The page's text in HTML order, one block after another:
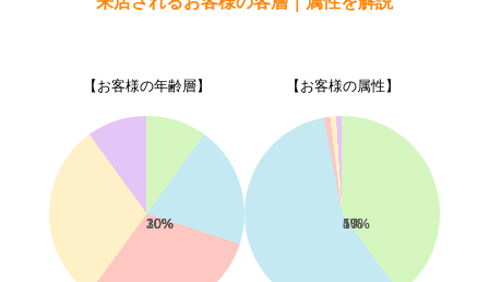
【お客様の年齢層】
10%
20%
30%
30%
10%
【お客様の属性】
40%
57%
1%
1%
1%